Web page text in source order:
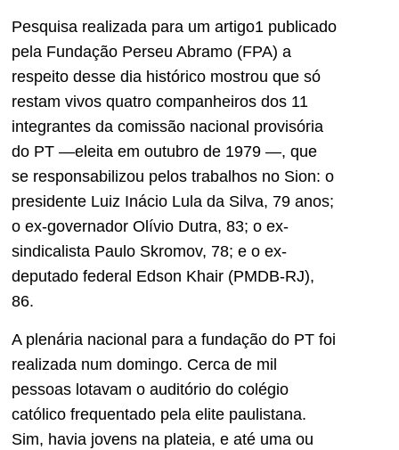
Pesquisa realizada para um artigo1 publicado
pela Fundação Perseu Abramo (FPA) a
respeito desse dia histórico mostrou que só
restam vivos quatro companheiros dos 11
integrantes da comissão nacional provisória
do PT —eleita em outubro de 1979 —, que
se responsabilizou pelos trabalhos no Sion: o
presidente Luiz Inácio Lula da Silva, 79 anos;
o ex-governador Olívio Dutra, 83; o ex-
sindicalista Paulo Skromov, 78; e o ex-
deputado federal Edson Khair (PMDB-RJ),
86.
A plenária nacional para a fundação do PT foi
realizada num domingo. Cerca de mil
pessoas lotavam o auditório do colégio
católico frequentado pela elite paulistana.
Sim, havia jovens na plateia, e até uma ou